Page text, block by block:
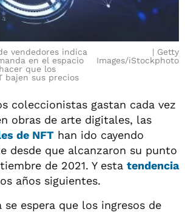
vendedores indica
en el espacio
que los
bajen sus precios
Getty
Images/iStockphoto
coleccionistas gastan cada vez
obras de arte digitales, las
de NFT han ido cayendo
desde que alcanzaron su punto
de 2021. Y esta tendencia
años siguientes.
se espera que los ingresos de